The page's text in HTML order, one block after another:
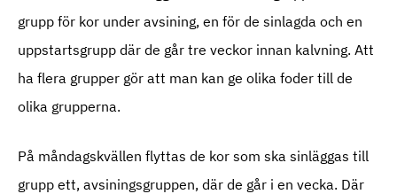
grupp för kor under avsining, en för de sinlagda och en
uppstartsgrupp där de går tre veckor innan kalvning. Att
ha flera grupper gör att man kan ge olika foder till de
olika grupperna.
På måndagskvällen flyttas de kor som ska sinläggas till
grupp ett, avsiningsgruppen, där de går i en vecka. Där